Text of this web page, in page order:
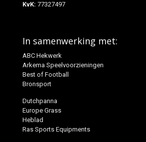
KvK: 77327497
In samenwerking met:
ABC Hekwerk
Arkema Speelvoorzieningen
Best of Football
Bronsport
Dutchpanna
Europe Grass
Heblad
Ras Sports Equipments